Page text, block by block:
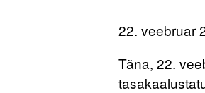
22. veebruar
Täna, 22.